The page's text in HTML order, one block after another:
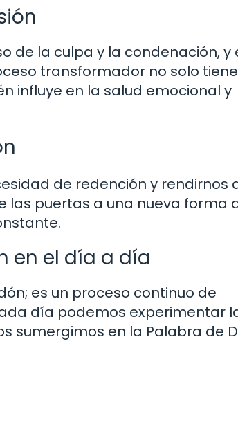
de la culpa y la condenación, y
transformador no solo tiene
influye en la salud emocional y
de redención y rendirnos
las puertas a una nueva forma
en el día a día
es un proceso continuo de
día podemos experimentar
sumergimos en la Palabra de